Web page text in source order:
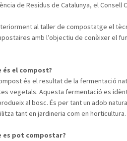
de Residus de Catalunya, el Consell
al taller de compostatge el
amb l’objectiu de conèixer el
és el compost?
és el resultat de la fermentació
vegetals. Aquesta fermentació es
al bosc. És per tant un adob
tant en jardineria com en horticultura.
es pot compostar?